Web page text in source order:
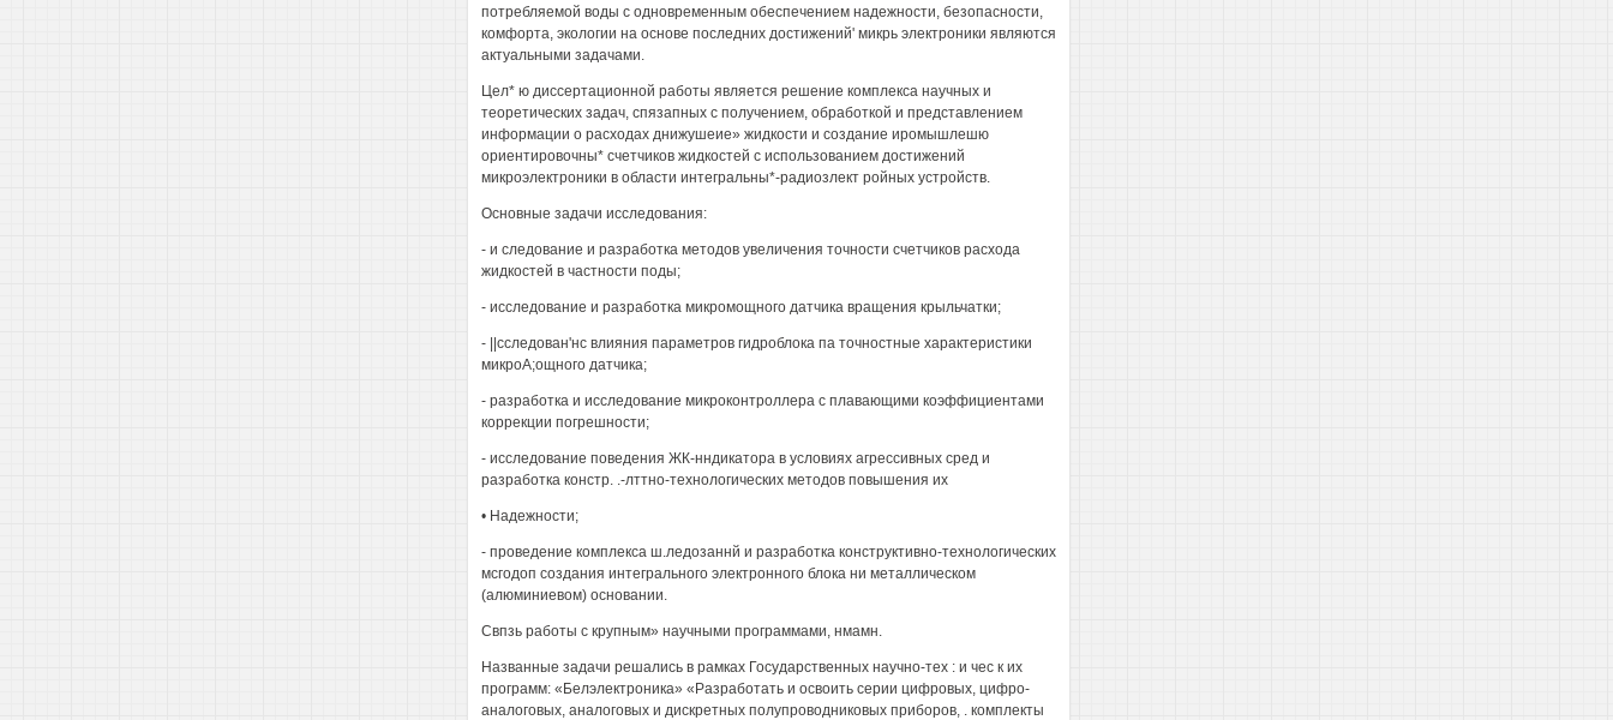
потребляемой воды с одновременным обеспечением надежности, безопасности,
комфорта, экологии на основе последних достижений' микрь электроники являются
актуальными задачами.
Цел* ю диссертационной работы является решение комплекса научных и
теоретических задач, спязапных с получением, обработкой и представлением
информации о расходах днижушеие» жидкости и создание иромышлешю
ориентировочны* счетчиков жидкостей с использованием достижений
микроэлектроники в области интегральны*-радиозлект ройных устройств.
Основные задачи исследования:
- и следование и разработка методов увеличения точности счетчиков расхода
жидкостей в частности поды;
- исследование и разработка микромощного датчика вращения крыльчатки;
- ||сследован'нс влияния параметров гидроблока па точностные характеристики
микроА;ощного датчика;
- разработка и исследование микроконтроллера с плавающими коэффициентами
коррекции погрешности;
- исследование поведения ЖК-нндикатора в условиях агрессивных сред и
разработка констр. .-лттно-технологических методов повышения их
• Надежности;
- проведение комплекса ш.ледозаннй и разработка конструктивно-технологических
мсгодоп создания интегрального электронного блока ни металлическом
(алюминиевом) основании.
Свпзь работы с крупным» научными программами, нмамн.
Названные задачи решались в рамках Государственных научно-тех : и чес к их
программ: «Белэлектроника» «Разработать и освоить серии цифровых, цифро-
аналоговых, аналоговых и дискретных полупроводниковых приборов, . комплекты